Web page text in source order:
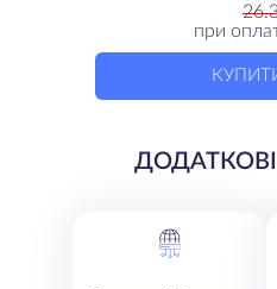
при